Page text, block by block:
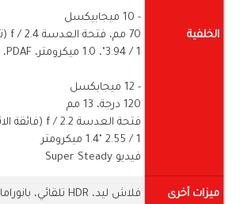
الخلفية
- 10 ميجابيكسل
70 مم، فتحة العدسة f / 2.4 (تليفوتوغرافي)
1 / ​​3.94"، 1.0 ميكرومتر، PDAF، تقريب بصري 3x
- 12 ميجابكسل
120 درجة، 13 مم
فتحة العدسة f / 2.2 (فائقة الاتساع)
1 / ​​2.55 "1.4 ميكرومتر
فيديو Super Steady
ميزات أخرى
فلاش ليد، HDR تلقائي، بانوراما